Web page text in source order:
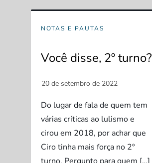
NOTAS E PAUTAS
Você disse, 2º turno?
Do lugar de fala de quem tem
várias críticas ao lulismo e
cirou em 2018, por achar que
Ciro tinha mais força no 2º